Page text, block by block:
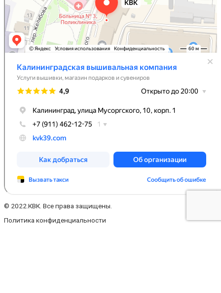
© 2022.КВК. Все права защищены.
Политика конфиденциальности